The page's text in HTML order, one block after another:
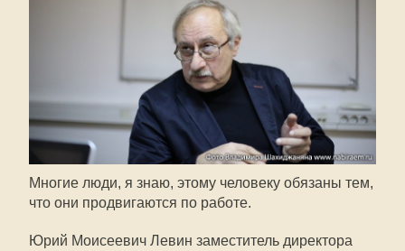
Многие люди, я знаю, этому человеку обязаны тем,
что они продвигаются по работе.
Юрий Моисеевич Левин заместитель директора